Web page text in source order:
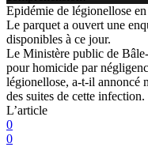
Epidémie de légionellose
Le parquet a ouvert une
disponibles à ce jour.
Le Ministère public de
pour homicide par
légionellose, a-t-il annoncé
des suites de cette infection.
L’article
0
0